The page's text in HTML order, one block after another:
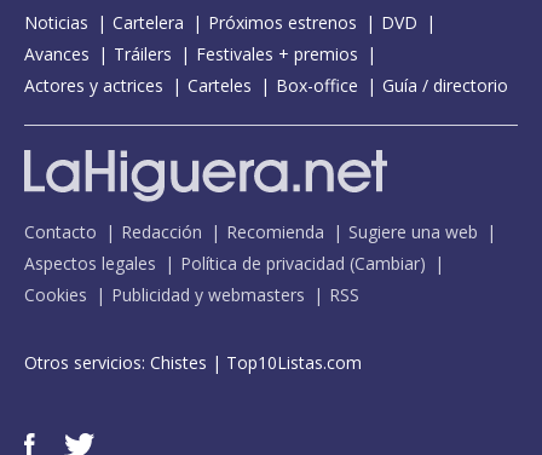
Noticias Cartelera Próximos estrenos
DVD
Avances
Tráilers
Festivales + premios
Actores y actrices
Carteles Box-office Guía / directorio
Contacto Redacción Recomienda
Sugiere una web
Aspectos legales
Política de privacidad (Cambiar)
Cookies
Publicidad y webmasters RSS
Otros servicios: Chistes | Top10Listas.com